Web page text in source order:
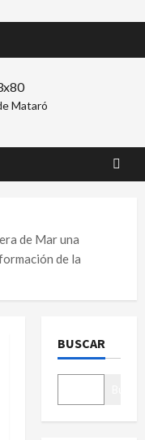
Mataró
de Mar una
de la
BUSCAR